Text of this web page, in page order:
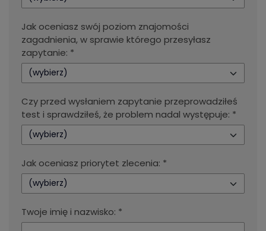
Jak oceniasz swój poziom znajomości
zagadnienia, w sprawie którego przesyłasz
zapytanie: *
(wybierz)
Czy przed wysłaniem zapytanie przeprowadziłeś
test i sprawdziłeś, że problem nadal występuje: *
(wybierz)
Jak oceniasz priorytet zlecenia: *
(wybierz)
Twoje imię i nazwisko: *